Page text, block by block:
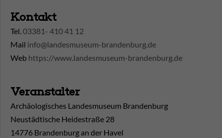
Kontakt
Tel.03381- 410 41 12
Mail info@landesmuseum-brandenburg.de
Web https://www.landesmuseum-brandenburg.de
Veranstalter
Archäologisches Landesmuseum Brandenburg
Neustädtische Heidestraße 28
14776 Brandenburg an der Havel